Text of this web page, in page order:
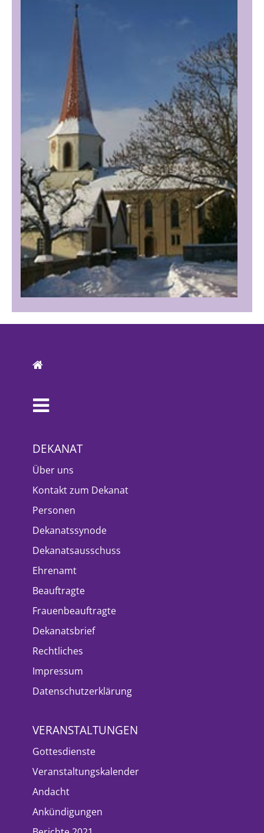
DEKANAT
Über uns
Kontakt zum Dekanat
Personen
Dekanatssynode
Dekanatsausschuss
Ehrenamt
Beauftragte
Frauenbeauftragte
Dekanatsbrief
Rechtliches
Impressum
Datenschutzerklärung
VERANSTALTUNGEN
Gottesdienste
Veranstaltungskalender
Andacht
Ankündigungen